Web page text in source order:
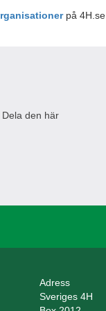
på 4H.se
den här
Adress
Sveriges 4H